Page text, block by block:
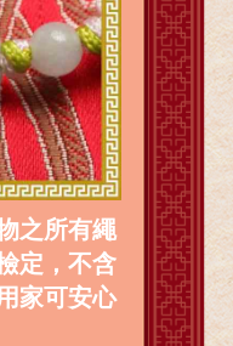
之所有繩
定，不含
家可安心